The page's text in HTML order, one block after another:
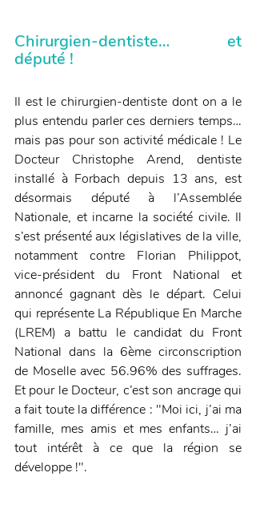
Chirurgien-dentiste… et
député !
Il est le chirurgien-dentiste dont on a le
plus entendu parler ces derniers temps…
mais pas pour son activité médicale ! Le
Docteur Christophe Arend, dentiste
installé à Forbach depuis 13 ans, est
désormais député à l’Assemblée
Nationale, et incarne la société civile. Il
s’est présenté aux législatives de la ville,
notamment contre Florian Philippot,
vice-président du Front National et
annoncé gagnant dès le départ. Celui
qui représente La République En Marche
(LREM) a battu le candidat du Front
National dans la 6ème circonscription
de Moselle avec 56.96% des suffrages.
Et pour le Docteur, c’est son ancrage qui
a fait toute la différence : "Moi ici, j’ai ma
famille, mes amis et mes enfants… j’ai
tout intérêt à ce que la région se
développe !".